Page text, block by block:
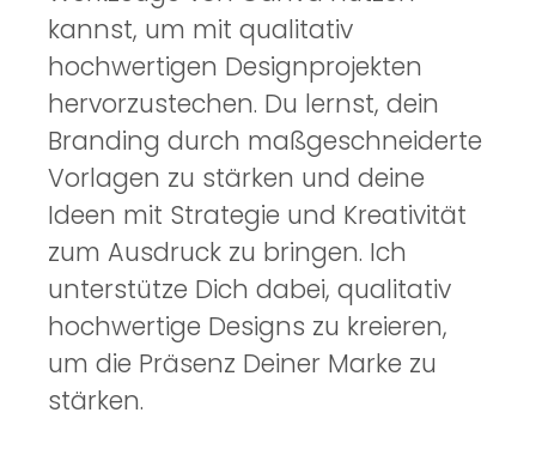
kannst, um mit qualitativ
hochwertigen Designprojekten
hervorzustechen. Du lernst, dein
Branding durch maßgeschneiderte
Vorlagen zu stärken und deine
Ideen mit Strategie und Kreativität
zum Ausdruck zu bringen. Ich
unterstütze Dich dabei, qualitativ
hochwertige Designs zu kreieren,
um die Präsenz Deiner Marke zu
stärken.